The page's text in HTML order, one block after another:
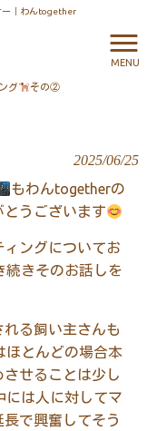
ー｜わんtogether
MENU
グ その②
2025/06/25
もわんtogetherの
うございます
ングについてお
続きそのお話しを
る飼い主さんも
ほとんどの場合本
せることは少し
には人に対してマ
で興奮してそう